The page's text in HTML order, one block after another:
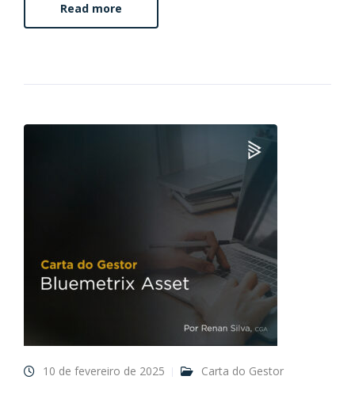
Read more
10 de fevereiro de 2025 Carta do Gestor